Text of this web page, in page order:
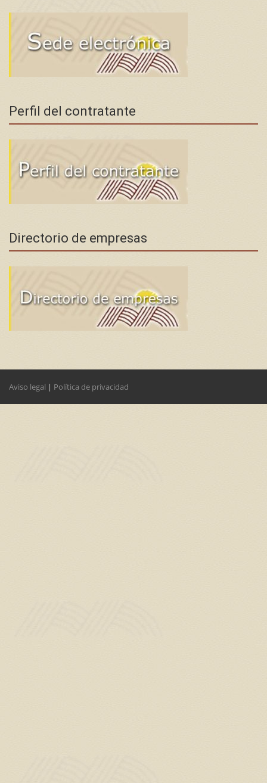
Perfil del contratante
Directorio de empresas
Aviso legal | Política de privacidad